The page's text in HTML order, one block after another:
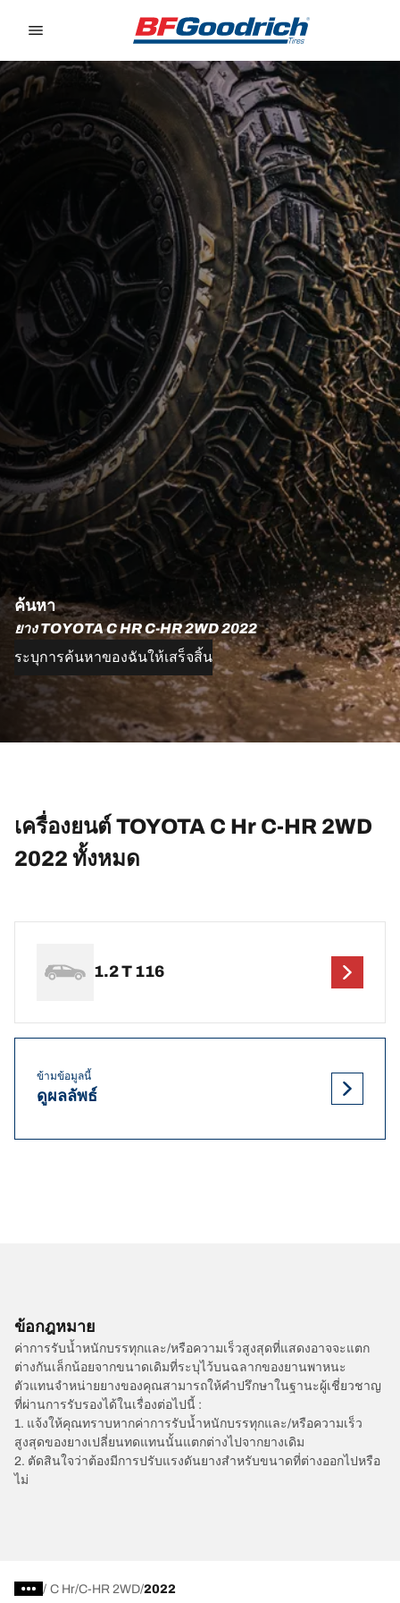
ค้นหา
ยาง TOYOTA C HR C-HR 2WD 2022
ระบุการค้นหาของฉันให้เสร็จสิ้น
เครื่องยนต์ TOYOTA C Hr C-HR 2WD
2022 ทั้งหมด
1.2 T 116
ข้ามข้อมูลนี้
ดูผลลัพธ์
ข้อกฎหมาย
ค่าการรับน้ำหนักบรรทุกและ/หรือความเร็วสูงสุดที่แสดงอาจจะแตก
ต่างกันเล็กน้อยจากขนาดเดิมที่ระบุไว้บนฉลากของยานพาหนะ
ตัวแทนจำหน่ายยางของคุณสามารถให้คำปรึกษาในฐานะผู้เชี่ยวชาญ
ที่ผ่านการรับรองได้ในเรื่องต่อไปนี้ :
1. แจ้งให้คุณทราบหากค่าการรับน้ำหนักบรรทุกและ/หรือความเร็ว
สูงสุดของยางเปลี่ยนทดแทนนั้นแตกต่างไปจากยางเดิม
2. ตัดสินใจว่าต้องมีการปรับแรงดันยางสำหรับขนาดที่ต่างออกไปหรือ
ไม่
/ C Hr C-HR 2WD 2022